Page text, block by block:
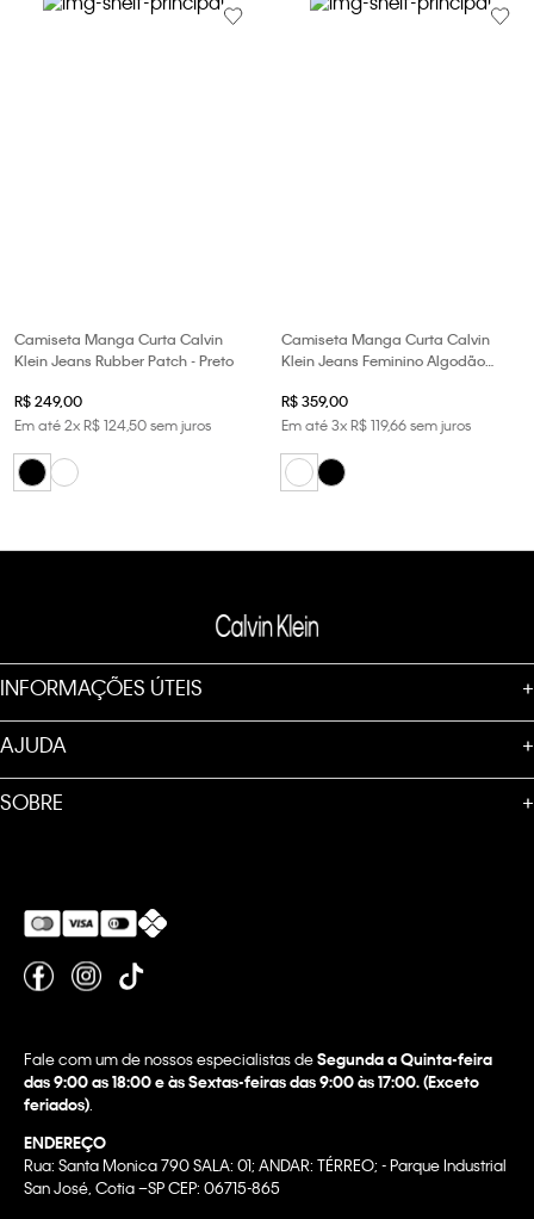
Camiseta Manga Curta Calvin
Klein Jeans Rubber Patch - Preto
R$249,00
Em até2xR$12450sem juros
Camiseta Manga Curta Calvin
Klein Jeans Feminino Algodão
R$359,00
Em até3xR$119,66sem juros
INFORMAÇÕES ÚTEIS +
AJUDA +
SOBRE +
Fale com um de nossos especialistas deSegunda a Quinta-feira
das 9:00 as 18:00 e às Sextas-feiras das 9:00 às 17:00. (Exceto
feriados)
ENDEREÇO
Rua: Santa Monica 790 SALA: 01; ANDAR: TÉRREO; - Parque Industrial
San José, Cotia –SP CEP: 06715-865